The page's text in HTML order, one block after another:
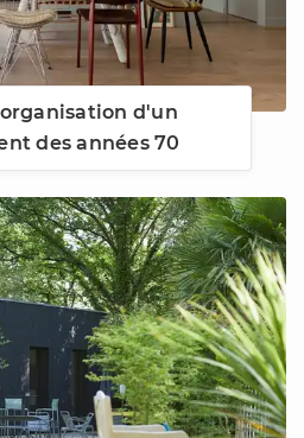
d'un
des années 70